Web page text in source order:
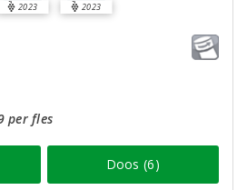
2023 2023
per fles
Doos (6)